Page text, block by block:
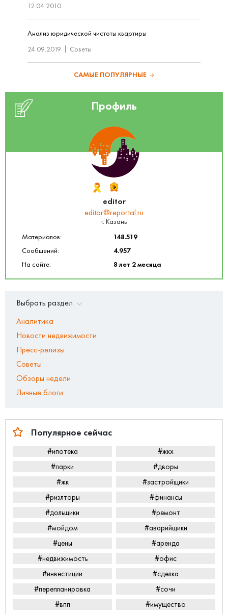
12.04.2010
Анализ юридической чистоты квартиры
24.09.2019
Советы
САМЫЕ ПОПУЛЯРНЫЕ
Профиль
editor
editor@reportal.ru
г. Казань
Материалов:
148.519
Сообщений:
4.957
На сайте:
8 лет 2 месяца
Выбрать раздел
Аналитика
Новости недвижимости
Пресс-релизы
Советы
Обзоры недели
Личные блоги
Популярное сейчас
#ипотека
#жкх
#парки
#дворы
#жк
#застройщики
#риэлторы
#финансы
#дольщики
#ремонт
#мойдом
#аварийщики
#цены
#аренда
#недвижимость
#офис
#инвестиции
#сделка
#перепланировка
#сочи
#впп
#имущество